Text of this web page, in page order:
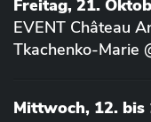
Freitag, 21.
EVENT Château
Tkachenko-Marie
Mittwoch, 12. bis